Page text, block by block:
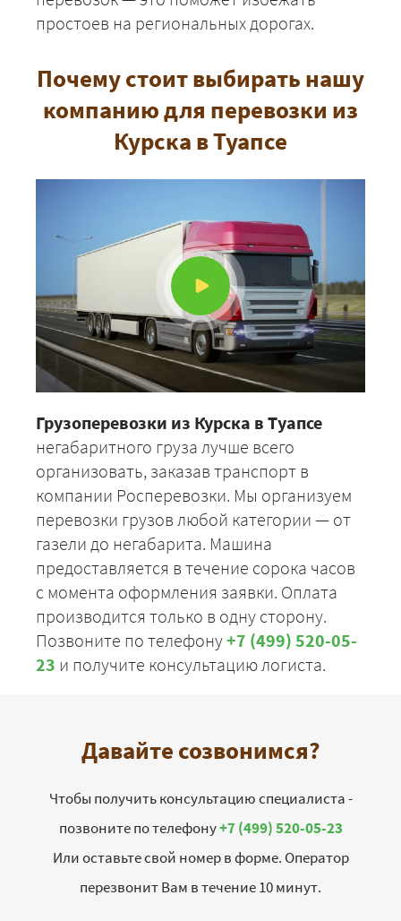
простоев на региональных дорогах.
Почему стоит выбирать нашу
компанию для перевозки из
Курска в Туапсе
Грузоперевозки из Курска в Туапсе
негабаритного груза лучше всего
организовать, заказав транспорт в
компании Росперевозки. Мы организуем
перевозки грузов любой категории — от
газели до негабарита. Машина
предоставляется в течение сорока часов
с момента оформления заявки. Оплата
производится только в одну сторону.
Позвоните по телефону+7 (499) 520-05-
23 и получите консультацию логиста.
Давайте созвонимся?
Чтобы получить консультацию специалиста -
позвоните по телефону+7 (499) 520-05-23
Или оставьте свой номер в форме. Оператор
перезвонит Вам в течение 10 минут.